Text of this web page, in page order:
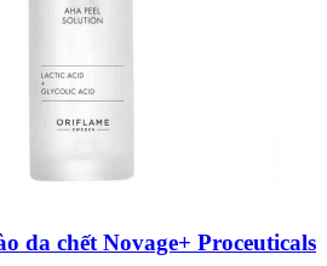
da chết Novage+ Proceuticals